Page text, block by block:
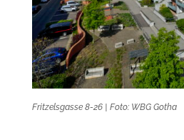
Fritzelsgasse 8-26 | Foto: WBG Gotha